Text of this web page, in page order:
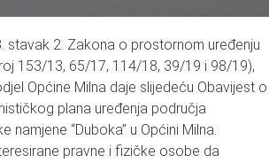
stavak 2. Zakona o prostornom uređenju
153/13, 65/17, 114/18, 39/19 i 98/19),
Općine Milna daje slijedeću Obavijest o
plana uređenja područja
namjene “Duboka” u Općini Milna.
pravne i fizičke osobe da